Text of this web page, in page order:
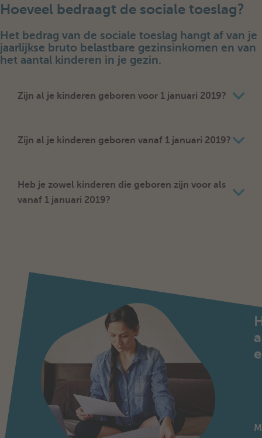
Hoeveel bedraagt de sociale toeslag?
Het bedrag van de sociale toeslag hangt af van je
jaarlijkse bruto belastbare gezinsinkomen en van
het aantal kinderen in je gezin.
Zijn al je kinderen geboren voor 1 januari 2019?
Zijn al je kinderen geboren vanaf 1 januari 2019?
Heb je zowel kinderen die geboren zijn voor als
vanaf 1 januari 2019?